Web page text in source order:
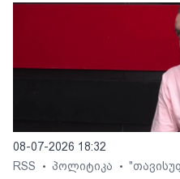
08-07-2026 18:32
RSS
• პოლიტიკა •